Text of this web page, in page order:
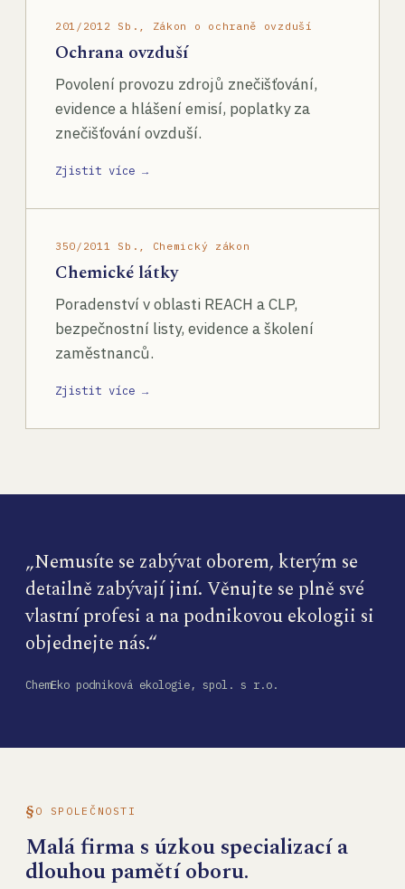
201/2012 Sb., Zákon o ochraně ovzduší
Ochrana ovzduší
Povolení provozu zdrojů znečišťování,
evidence a hlášení emisí, poplatky za
znečišťování ovzduší.
Zjistit více →
350/2011 Sb., Chemický zákon
Chemické látky
Poradenství v oblasti REACH a CLP,
bezpečnostní listy, evidence a školení
zaměstnanců.
Zjistit více →
„Nemusíte se zabývat oborem, kterým se
detailně zabývají jiní. Věnujte se plně své
vlastní profesi a na podnikovou ekologii si
objednejte nás.“
ChemEko podniková ekologie, spol. s r.o.
O SPOLEČNOSTI
Malá firma s úzkou specializací a
dlouhou pamětí oboru.